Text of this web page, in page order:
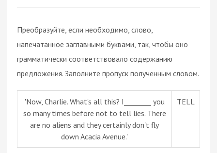
Преобразуйте, если необходимо, слово,
напечатанное заглавными буквами, так, чтобы оно
грамматически соответствовало содержанию
предложения. Заполните пропуск полученным словом.
'Now, Charlie. What's all this? I________ you
so many times before not to tell lies. There
are no aliens and they certainly don't fly
down Acacia Avenue.'
TELL